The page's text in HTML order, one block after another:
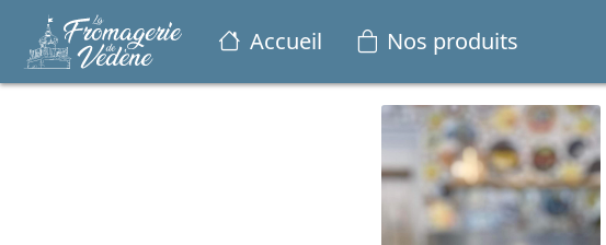
Accueil Nos produits